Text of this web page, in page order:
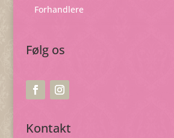
Forhandlere
Følg os
Kontakt